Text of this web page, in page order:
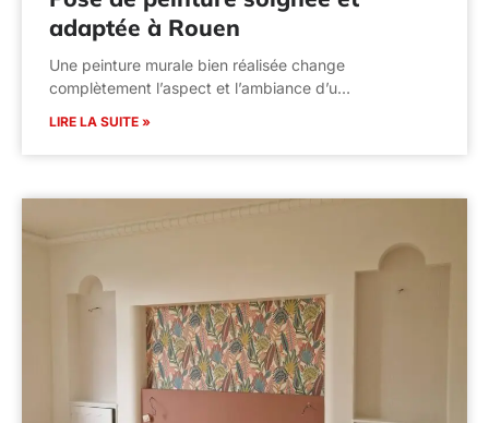
adaptée à Rouen
Une peinture murale bien réalisée change
complètement l’aspect et l’ambiance d’u…
LIRE LA SUITE »